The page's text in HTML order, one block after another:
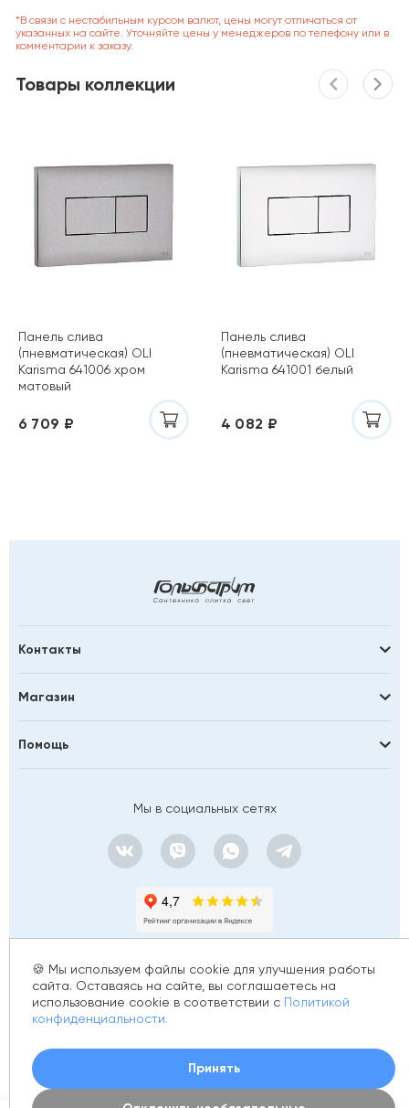
*В связи с нестабильным курсом валют, цены могут отличаться от
указанных на сайте. Уточняйте цены у менеджеров по телефону или в
комментарии к заказу.
Товары коллекции
Панель слива
(пневматическая) OLI
Karisma 641006 хром
матовый
6 709 ₽
Панель слива
(пневматическая) OLI
Karisma 641001 белый
4 082 ₽
Контакты
Магазин
Помощь
Мы в социальных сетях
© 2012 - 2026 golfstim.ru
ОГРН 304370234902057
🍪 Мы используем файлы cookie для улучшения работы
сайта. Оставаясь на сайте, вы соглашаетесь на
использование cookie в соответствии с Политикой
конфиденциальности.
Принять